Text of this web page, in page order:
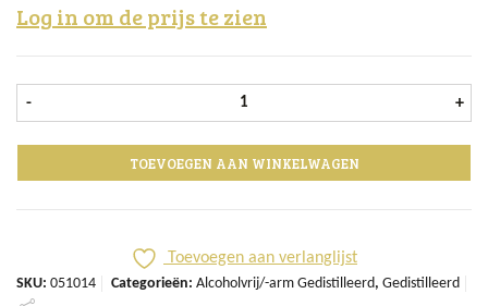
Log in om de prijs te zien
- DCC Paloma 0,0% fles 70 cl aantal
+
TOEVOEGEN AAN WINKELWAGEN
Toevoegen aan verlanglijst
SKU: 051014 Categorieën: Alcoholvrij/-arm Gedistilleerd, Gedistilleerd